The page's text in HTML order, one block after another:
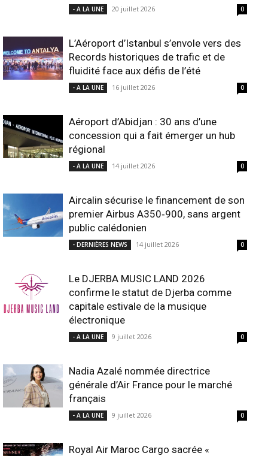
- A LA UNE 20 juillet 2026 0
L’Aéroport d’Istanbul s’envole vers des
Records historiques de trafic et de
fluidité face aux défis de l’été
- A LA UNE 16 juillet 2026 0
Aéroport d’Abidjan : 30 ans d’une
concession qui a fait émerger un hub
régional
- A LA UNE 14 juillet 2026 0
Aircalin sécurise le financement de son
premier Airbus A350‑900, sans argent
public calédonien
- DERNIÈRES NEWS 14 juillet 2026 0
Le DJERBA MUSIC LAND 2026
confirme le statut de Djerba comme
capitale estivale de la musique
électronique
- A LA UNE 9 juillet 2026 0
Nadia Azalé nommée directrice
générale d’Air France pour le marché
français
- A LA UNE 9 juillet 2026 0
Royal Air Maroc Cargo sacrée «